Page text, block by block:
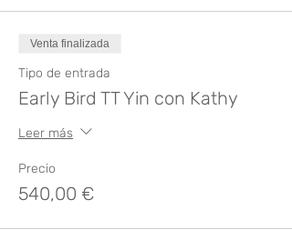
Venta finalizada
Tipo de entrada
Early Bird TT Yin con Kathy
Leer más
Precio
540,00 €